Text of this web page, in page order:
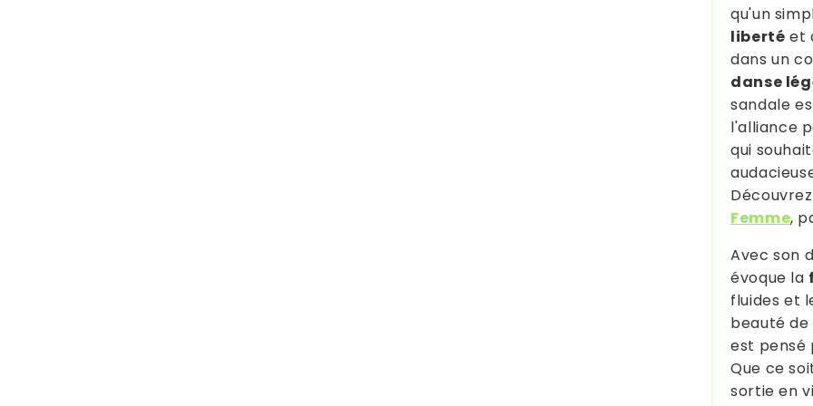
qu'un
liberté et
dans un
danse
sandale
l'alliance
qui
Femme,
Avec son
évoque la
fluides et
beauté
est pensé
Que ce
sortie en